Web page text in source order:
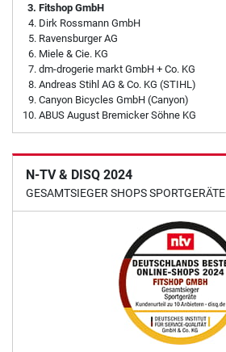
Fitshop GmbH
Dirk Rossmann GmbH
Ravensburger AG
Miele & Cie. KG
dm-drogerie markt GmbH + Co. KG
Andreas Stihl AG & Co. KG (STIHL)
Canyon Bicycles GmbH (Canyon)
ABUS August Bremicker Söhne KG
N-TV & DISQ 2024
GESAMTSIEGER SHOPS SPORTGERÄTE